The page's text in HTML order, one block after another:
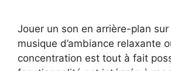
Jouer un son en arrière-plan sur
musique d’ambiance relaxante
concentration est tout à fait